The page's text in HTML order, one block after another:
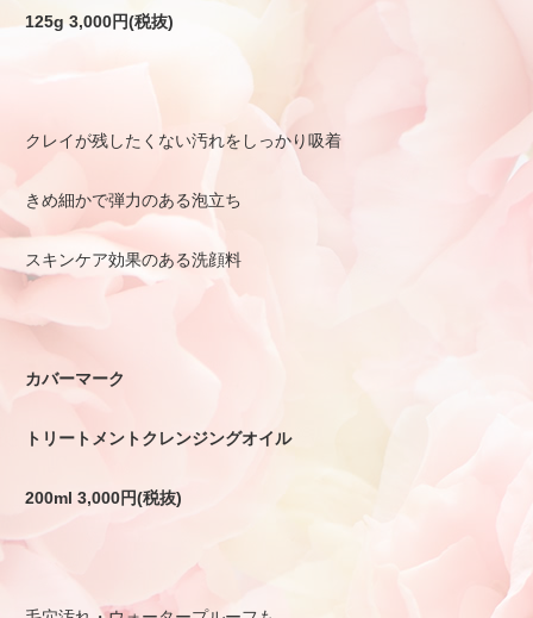
125g 3,000円(税抜)
クレイが残したくない汚れをしっかり吸着
きめ細かで弾力のある泡立ち
スキンケア効果のある洗顔料
カバーマーク
トリートメントクレンジングオイル
200ml 3,000円(税抜)